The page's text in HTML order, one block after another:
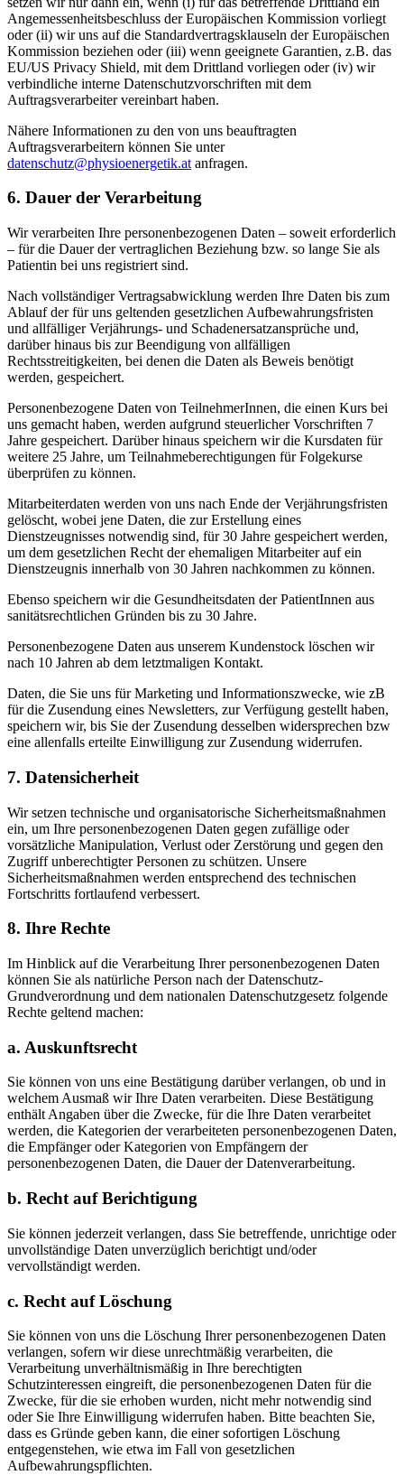
Angemessenheitsbeschluss der Europäischen Kommission vorliegt
oder (ii) wir uns auf die Standardvertragsklauseln der Europäischen
Kommission beziehen oder (iii) wenn geeignete Garantien, z.B. das
EU/US Privacy Shield, mit dem Drittland vorliegen oder (iv) wir
verbindliche interne Datenschutzvorschriften mit dem
Auftragsverarbeiter vereinbart haben.
Nähere Informationen zu den von uns beauftragten
Auftragsverarbeitern können Sie unter
datenschutz@physioenergetik.at anfragen.
6. Dauer der Verarbeitung
Wir verarbeiten Ihre personenbezogenen Daten – soweit erforderlich
– für die Dauer der vertraglichen Beziehung bzw. so lange Sie als
Patientin bei uns registriert sind.
Nach vollständiger Vertragsabwicklung werden Ihre Daten bis zum
Ablauf der für uns geltenden gesetzlichen Aufbewahrungsfristen
und allfälliger Verjährungs- und Schadenersatzansprüche und,
darüber hinaus bis zur Beendigung von allfälligen
Rechtsstreitigkeiten, bei denen die Daten als Beweis benötigt
werden, gespeichert.
Personenbezogene Daten von TeilnehmerInnen, die einen Kurs bei
uns gemacht haben, werden aufgrund steuerlicher Vorschriften 7
Jahre gespeichert. Darüber hinaus speichern wir die Kursdaten für
weitere 25 Jahre, um Teilnahmeberechtigungen für Folgekurse
überprüfen zu können.
Mitarbeiterdaten werden von uns nach Ende der Verjährungsfristen
gelöscht, wobei jene Daten, die zur Erstellung eines
Dienstzeugnisses notwendig sind, für 30 Jahre gespeichert werden,
um dem gesetzlichen Recht der ehemaligen Mitarbeiter auf ein
Dienstzeugnis innerhalb von 30 Jahren nachkommen zu können.
Ebenso speichern wir die Gesundheitsdaten der PatientInnen aus
sanitätsrechtlichen Gründen bis zu 30 Jahre.
Personenbezogene Daten aus unserem Kundenstock löschen wir
nach 10 Jahren ab dem letztmaligen Kontakt.
Daten, die Sie uns für Marketing und Informationszwecke, wie zB
für die Zusendung eines Newsletters, zur Verfügung gestellt haben,
speichern wir, bis Sie der Zusendung desselben widersprechen bzw
eine allenfalls erteilte Einwilligung zur Zusendung widerrufen.
7. Datensicherheit
Wir setzen technische und organisatorische Sicherheitsmaßnahmen
ein, um Ihre personenbezogenen Daten gegen zufällige oder
vorsätzliche Manipulation, Verlust oder Zerstörung und gegen den
Zugriff unberechtigter Personen zu schützen. Unsere
Sicherheitsmaßnahmen werden entsprechend des technischen
Fortschritts fortlaufend verbessert.
8. Ihre Rechte
Im Hinblick auf die Verarbeitung Ihrer personenbezogenen Daten
können Sie als natürliche Person nach der Datenschutz-
Grundverordnung und dem nationalen Datenschutzgesetz folgende
Rechte geltend machen:
a. Auskunftsrecht
Sie können von uns eine Bestätigung darüber verlangen, ob und in
welchem Ausmaß wir Ihre Daten verarbeiten. Diese Bestätigung
enthält Angaben über die Zwecke, für die Ihre Daten verarbeitet
werden, die Kategorien der verarbeiteten personenbezogenen Daten,
die Empfänger oder Kategorien von Empfängern der
personenbezogenen Daten, die Dauer der Datenverarbeitung.
b. Recht auf Berichtigung
Sie können jederzeit verlangen, dass Sie betreffende, unrichtige oder
unvollständige Daten unverzüglich berichtigt und/oder
vervollständigt werden.
c. Recht auf Löschung
Sie können von uns die Löschung Ihrer personenbezogenen Daten
verlangen, sofern wir diese unrechtmäßig verarbeiten, die
Verarbeitung unverhältnismäßig in Ihre berechtigten
Schutzinteressen eingreift, die personenbezogenen Daten für die
Zwecke, für die sie erhoben wurden, nicht mehr notwendig sind
oder Sie Ihre Einwilligung widerrufen haben. Bitte beachten Sie,
dass es Gründe geben kann, die einer sofortigen Löschung
entgegenstehen, wie etwa im Fall von gesetzlichen
Aufbewahrungspflichten.